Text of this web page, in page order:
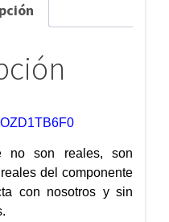
no son reales, son
del componente
con nosotros y sin